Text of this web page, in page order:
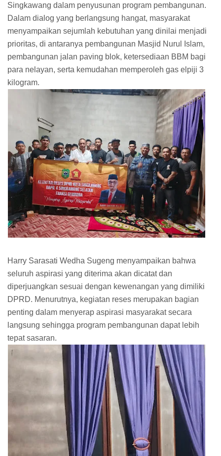
Singkawang dalam penyusunan program pembangunan.
Dalam dialog yang berlangsung hangat, masyarakat
menyampaikan sejumlah kebutuhan yang dinilai menjadi
prioritas, di antaranya pembangunan Masjid Nurul Islam,
pembangunan jalan paving blok, ketersediaan BBM bagi
para nelayan, serta kemudahan memperoleh gas elpiji 3
kilogram.
Harry Sarasati Wedha Sugeng menyampaikan bahwa
seluruh aspirasi yang diterima akan dicatat dan
diperjuangkan sesuai dengan kewenangan yang dimiliki
DPRD. Menurutnya, kegiatan reses merupakan bagian
penting dalam menyerap aspirasi masyarakat secara
langsung sehingga program pembangunan dapat lebih
tepat sasaran.